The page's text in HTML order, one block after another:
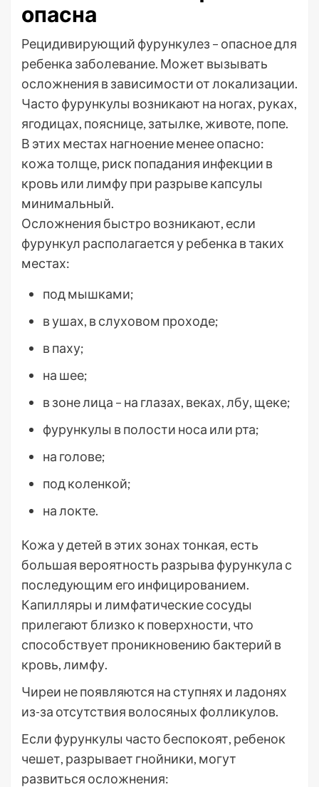
опасна
Рецидивирующий фурункулез – опасное для
ребенка заболевание. Может вызывать
осложнения в зависимости от локализации.
Часто фурункулы возникают на ногах, руках,
ягодицах, пояснице, затылке, животе, попе.
В этих местах нагноение менее опасно:
кожа толще, риск попадания инфекции в
кровь или лимфу при разрыве капсулы
минимальный.
Осложнения быстро возникают, если
фурункул располагается у ребенка в таких
местах:
под мышками;
в ушах, в слуховом проходе;
в паху;
на шее;
в зоне лица – на глазах, веках, лбу, щеке;
фурункулы в полости носа или рта;
на голове;
под коленкой;
на локте.
Кожа у детей в этих зонах тонкая, есть
большая вероятность разрыва фурункула с
последующим его инфицированием.
Капилляры и лимфатические сосуды
прилегают близко к поверхности, что
способствует проникновению бактерий в
кровь, лимфу.
Чиреи не появляются на ступнях и ладонях
из-за отсутствия волосяных фолликулов.
Если фурункулы часто беспокоят, ребенок
чешет, разрывает гнойники, могут
развиться осложнения: